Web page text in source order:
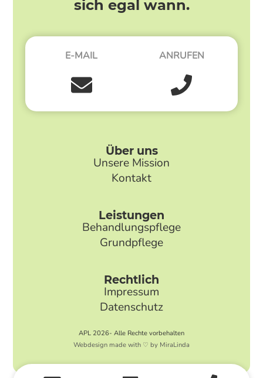
sich egal wann.
E-MAIL ANRUFEN
Über uns
Unsere Mission
Kontakt
Leistungen
Behandlungspflege
Grundpflege
Rechtlich
Impressum
Datenschutz
APL 2026- Alle Rechte vorbehalten
Webdesign made with ♡ by MiraLinda